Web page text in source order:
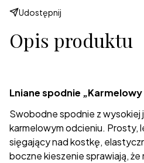
Udostępnij
Opis produktu
Lniane spodnie
Swobodne spodnie z wysokiej
karmelowym odcieniu. Prosty,
sięgający nad kostkę,
boczne kieszenie sprawiają,